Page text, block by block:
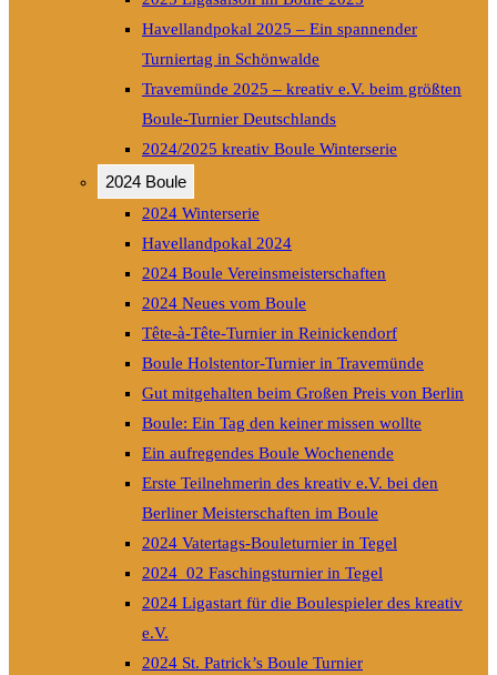
Havellandpokal 2025 – Ein spannender
Turniertag in Schönwalde
Travemünde 2025 – kreativ e.V. beim größten
Boule-Turnier Deutschlands
2024/2025 kreativ Boule Winterserie
2024 Boule
2024 Winterserie
Havellandpokal 2024
2024 Boule Vereinsmeisterschaften
2024 Neues vom Boule
Tête-à-Tête-Turnier in Reinickendorf
Boule Holstentor-Turnier in Travemünde
Gut mitgehalten beim Großen Preis von Berlin
Boule: Ein Tag den keiner missen wollte
Ein aufregendes Boule Wochenende
Erste Teilnehmerin des kreativ e.V. bei den
Berliner Meisterschaften im Boule
2024 Vatertags-Bouleturnier in Tegel
2024_02 Faschingsturnier in Tegel
2024 Ligastart für die Boulespieler des kreativ
e.V.
2024 St. Patrick’s Boule Turnier